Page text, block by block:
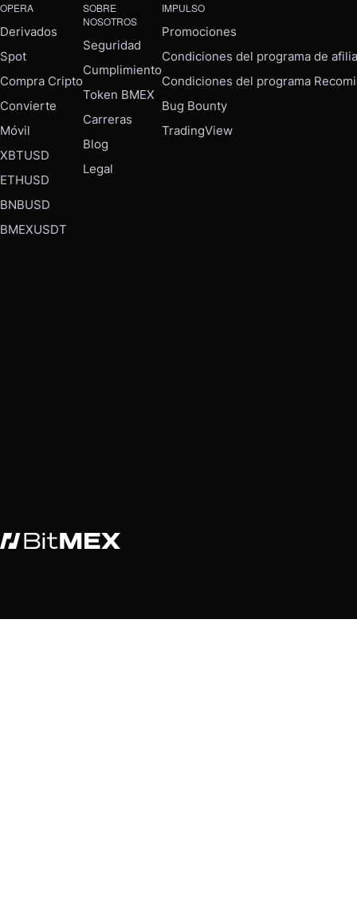
OPERA
Derivados
Spot
Compra Cripto
Convierte
Móvil
XBTUSD
ETHUSD
BNBUSD
BMEXUSDT
SOBRE
NOSOTROS
Seguridad
Cumplimiento
Token BMEX
Carreras
Blog
Legal
IMPULSO
Promociones
Condiciones del programa de
Condiciones del programa
Bug Bounty
TradingView